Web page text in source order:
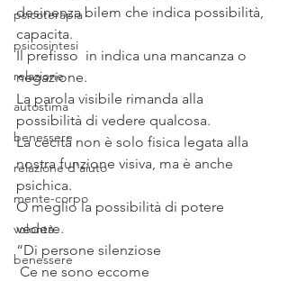
psicoterapia
psicosintesi
relazione
autostima
benessere
relazione d'aiuto
mente-corpo
volontà
benessere
desinenza bilem che indica possibilità,
capacita.
Il prefisso  in indica una mancanza o
negazione.
La parola visibile rimanda alla
possibilità di vedere qualcosa.
La cecità non è solo fisica legata alla
nostra funzione visiva, ma è anche
psichica.
O meglio la possibilità di potere
vedere.
“Di persone silenziose
Ce ne sono eccome